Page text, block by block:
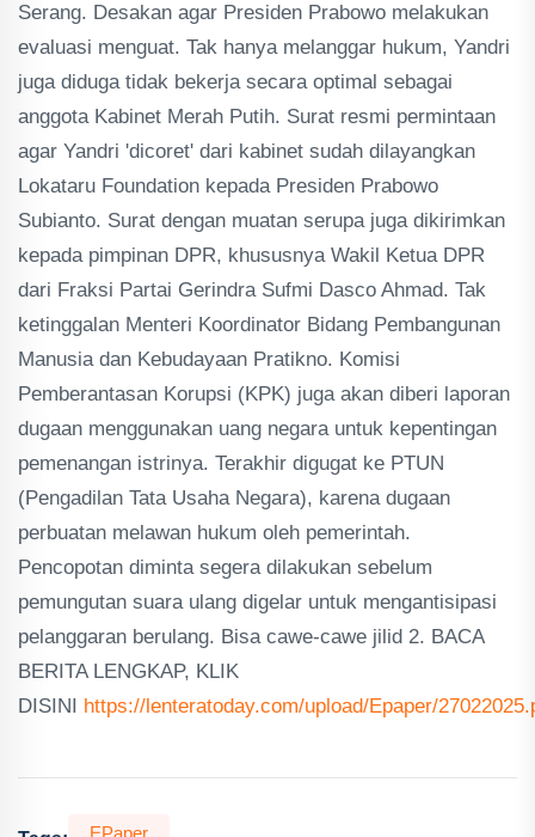
Serang. Desakan agar Presiden Prabowo melakukan
evaluasi menguat. Tak hanya melanggar hukum, Yandri
juga diduga tidak bekerja secara optimal sebagai
anggota Kabinet Merah Putih. Surat resmi permintaan
agar Yandri 'dicoret' dari kabinet sudah dilayangkan
Lokataru Foundation kepada Presiden Prabowo
Subianto. Surat dengan muatan serupa juga dikirimkan
kepada pimpinan DPR, khususnya Wakil Ketua DPR
dari Fraksi Partai Gerindra Sufmi Dasco Ahmad. Tak
ketinggalan Menteri Koordinator Bidang Pembangunan
Manusia dan Kebudayaan Pratikno. Komisi
Pemberantasan Korupsi (KPK) juga akan diberi laporan
dugaan menggunakan uang negara untuk kepentingan
pemenangan istrinya. Terakhir digugat ke PTUN
(Pengadilan Tata Usaha Negara), karena dugaan
perbuatan melawan hukum oleh pemerintah.
Pencopotan diminta segera dilakukan sebelum
pemungutan suara ulang digelar untuk mengantisipasi
pelanggaran berulang. Bisa cawe-cawe jilid 2. BACA
BERITA LENGKAP, KLIK
DISINI https://lenteratoday.com/upload/Epaper/
EPaper